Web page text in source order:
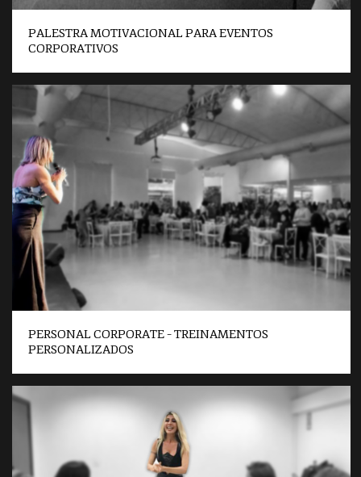
PALESTRA MOTIVACIONAL PARA EVENTOS
CORPORATIVOS
PERSONAL CORPORATE – TREINAMENTOS
PERSONALIZADOS